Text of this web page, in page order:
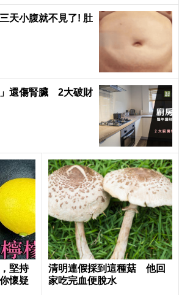
天小腹就不見了! 肚
還傷腎臟 2大破財
堅持
懷疑
清明連假採到這種菇 他回
家吃完血便脫水